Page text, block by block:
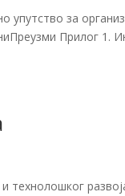
за
Прилог 1.
технолошког